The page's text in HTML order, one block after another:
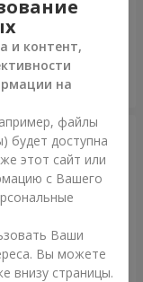
Заказать
и контент,
на
файлы
будет доступна
этот сайт или
с Вашего
Ваши
Вы можете
внизу страницы.